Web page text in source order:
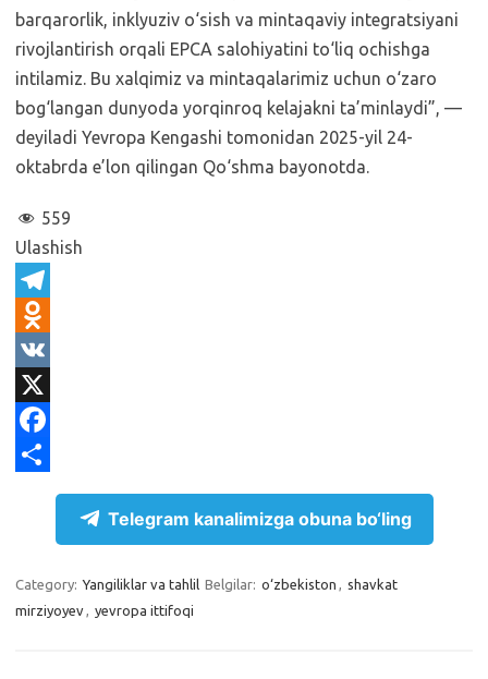
barqarorlik, inklyuziv o‘sish va mintaqaviy integratsiyani
rivojlantirish orqali EPCA salohiyatini to‘liq ochishga
intilamiz. Bu xalqimiz va mintaqalarimiz uchun o‘zaro
bog‘langan dunyoda yorqinroq kelajakni ta’minlaydi”, —
deyiladi Yevropa Kengashi tomonidan 2025-yil 24-
oktabrda e’lon qilingan Qo‘shma bayonotda.
559
Ulashish
T
e
e
g
O
d
n
o
s
V
KX
F
b
r
Telegram kanalimizga obuna bo‘ling
Category: Yangiliklar va tahlil Belgilar: o‘zbekiston , shavkat
mirziyoyev, yevropa ittifoqi